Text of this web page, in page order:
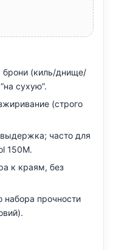
брони (киль/днище/
сухую”.
(строго
часто для
150M.
к краям, без
набора прочности